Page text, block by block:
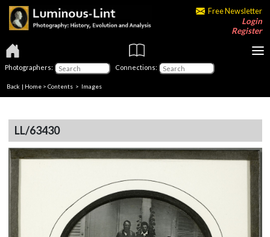
Free Newsletter
Login
Register
Photographers: Connections:
Back | Home > Contents > Images
LL/63430